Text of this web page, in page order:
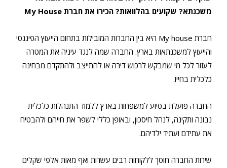
משכנתא? שקועים בהלוואות? הכירו את חברת My House
חברת My house היא בין החברות המובילות בתחום הייעוץ הפיננסי
והייעוץ למשכנתאות בארץ. החברה שמה לנגד עיניה את המטרה
לעזור לכל מי שמבקש לרכוש דירה או להתייצב ולהתקדם מבחינה
כלכלית בחייו.
החברה פועלת בסיוע למשפחות בארץ ללמוד התנהלות כלכלית
נבונה ותקינה, לנהל חיסכון, ובאופן כללי לשפר את חייהם ולהבטיח
את עתידם ועתיד ילדיהם.
שירות החברה חוסך ללקוחות רבים עשרות ואף מאות אלפי שקלים